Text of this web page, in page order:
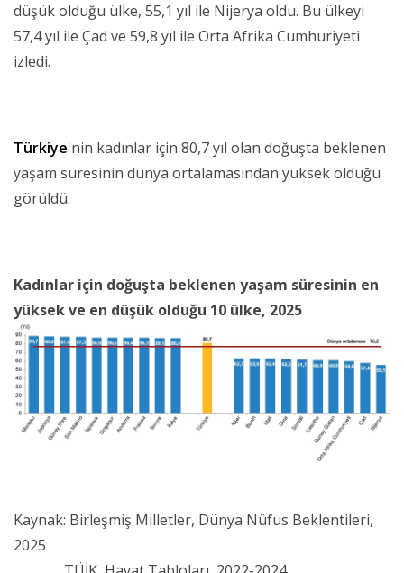
düşük olduğu ülke, 55,1 yıl ile Nijerya oldu. Bu ülkeyi
57,4 yıl ile Çad ve 59,8 yıl ile Orta Afrika Cumhuriyeti
izledi.
Türkiye'nin kadınlar için 80,7 yıl olan doğuşta beklenen
yaşam süresinin dünya ortalamasından yüksek olduğu
görüldü.
Kadınlar için doğuşta beklenen yaşam süresinin en
yüksek ve en düşük olduğu 10 ülke, 2025
Kaynak: Birleşmiş Milletler, Dünya Nüfus Beklentileri,
2025